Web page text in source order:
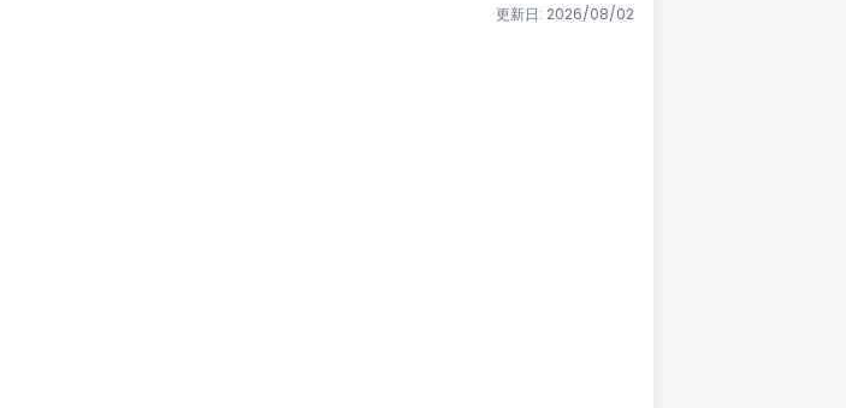
更新日: 2026/08/02